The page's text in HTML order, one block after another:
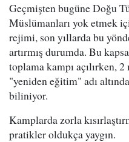
Geçmişten bugüne Doğu
Müslümanları yok etmek
rejimi, son yıllarda bu
artırmış durumda. Bu
toplama kampı açılırken,
"yeniden eğitim" adı
biliniyor.
Kamplarda zorla
pratikler oldukça yaygın.